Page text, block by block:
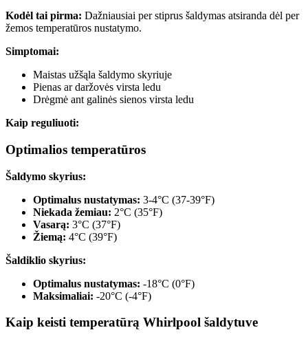
Kodėl tai pirma: Dažniausiai per stiprus šaldymas atsiranda dėl per
žemos temperatūros nustatymo.
Simptomai:
Maistas užšąla šaldymo skyriuje
Pienas ar daržovės virsta ledu
Drėgmė ant galinės sienos virsta ledu
Kaip reguliuoti:
Optimalios temperatūros
Šaldymo skyrius:
Optimalus nustatymas: 3-4°C (37-39°F)
Niekada žemiau: 2°C (35°F)
Vasarą: 3°C (37°F)
Žiemą: 4°C (39°F)
Šaldiklio skyrius:
Optimalus nustatymas: -18°C (0°F)
Maksimaliai: -20°C (-4°F)
Kaip keisti temperatūrą Whirlpool šaldytuve